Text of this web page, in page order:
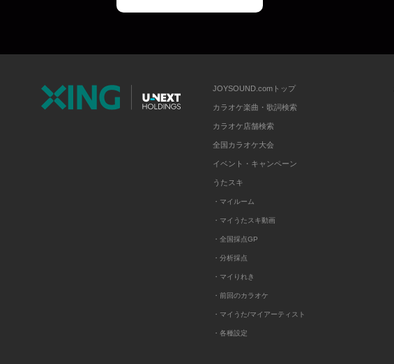
JOYSOUND.comトップ
カラオケ楽曲・歌詞検索
カラオケ店舗検索
全国カラオケ大会
イベント・キャンペーン
うたスキ
・マイルーム
・マイうたスキ動画
・全国採点GP
・分析採点
・マイりれき
・前回のカラオケ
・マイうた/マイアーティスト
・各種設定